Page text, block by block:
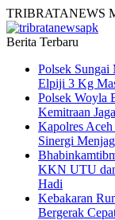
TRIBRATANEWS
Berita Terbaru
Polsek Sungai
Elpiji 3 Kg
Polsek Woyla
Kemitraan
Kapolres
Sinergi
KKN UTU
Hadi
Kebakaran
Bergerak